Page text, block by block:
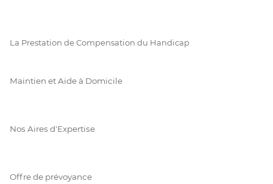
La Prestation de Compensation du Handicap
Maintien et Aide à Domicile
Nos Aires d'Expertise
Offre de prévoyance